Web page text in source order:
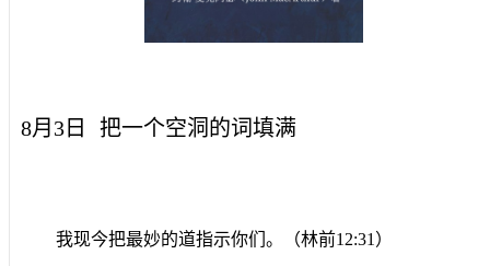
8月3日 把一个空洞的词填满
我现今把最妙的道指示你们。（林前12:31）